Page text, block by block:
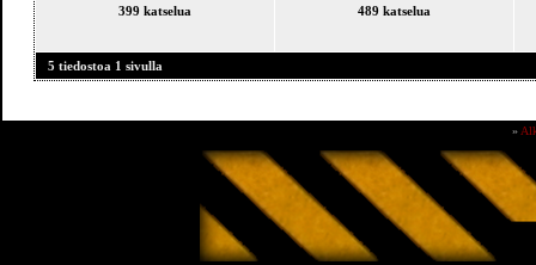
399 katselua
489 katselua
5 tiedostoa 1 sivulla
»